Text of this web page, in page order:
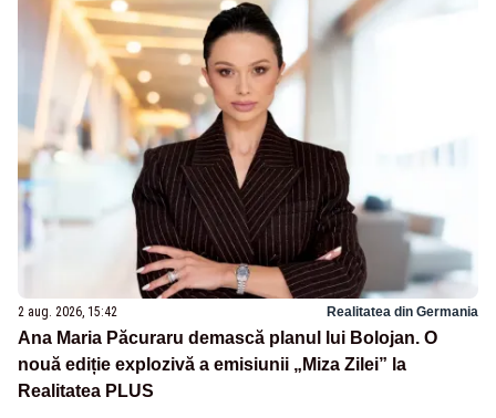
2 aug. 2026, 15:42 Realitatea din Germania
Ana Maria Păcuraru demască planul lui Bolojan. O
nouă ediție explozivă a emisiunii „Miza Zilei” la
Realitatea PLUS